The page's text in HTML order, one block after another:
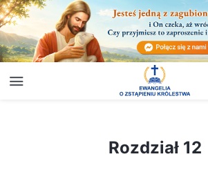
Rozdział 12